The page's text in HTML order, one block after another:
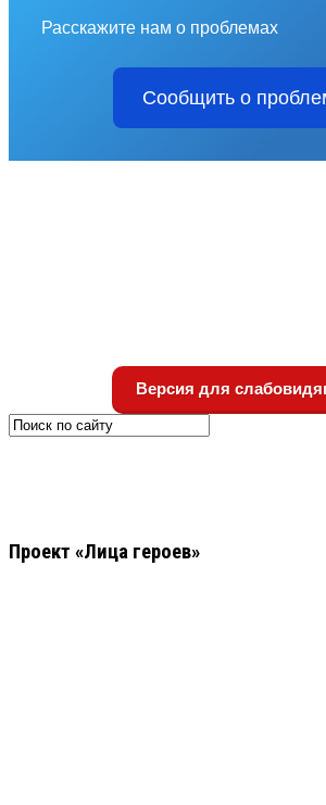
Расскажите нам о проблемах
Сообщить о
Версия для
Проект «Лица героев»